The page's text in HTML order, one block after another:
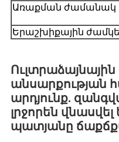
Առաքման ժամանակ
Երաշխիքային
Ուլտրաձայնային
անսարքության
արդյունք.
լրջորեն վնասվել
պատյանը